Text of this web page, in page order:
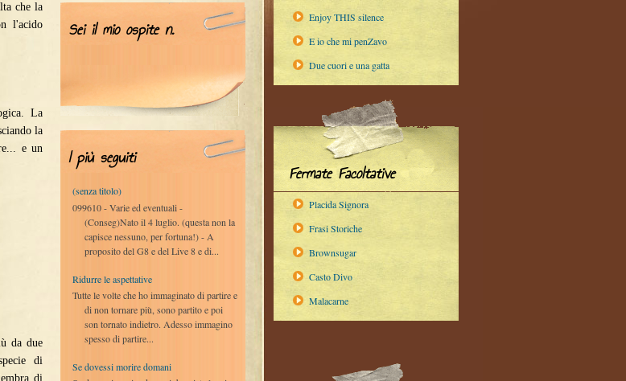
che la
l'acido
La
la
e un
da due
di
di
Enjoy THIS silence
E io che mi penZavo
Due cuori e una gatta
Fermate Facoltative
Placida Signora
Frasi Storiche
Brownsugar
Casto Divo
Malacarne
Sei il mio ospite n.
I più seguiti
(senza titolo)
099610 - Varie ed eventuali -
(Conseg)Nato il 4 luglio. (questa non la
capisce nessuno, per fortuna!) - A
proposito del G8 e del Live 8 e di...
Ridurre le aspettative
Tutte le volte che ho immaginato di partire e
di non tornare più, sono partito e poi
son tornato indietro. Adesso immagino
spesso di partire...
Se dovessi morire domani